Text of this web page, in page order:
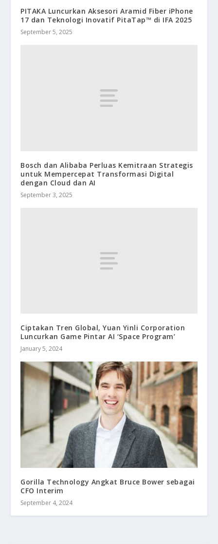
PITAKA Luncurkan Aksesori Aramid Fiber iPhone
17 dan Teknologi Inovatif PitaTap™ di IFA 2025
September 5, 2025
Bosch dan Alibaba Perluas Kemitraan Strategis
untuk Mempercepat Transformasi Digital
dengan Cloud dan AI
September 3, 2025
Ciptakan Tren Global, Yuan Yinli Corporation
Luncurkan Game Pintar AI ‘Space Program’
January 5, 2024
Gorilla Technology Angkat Bruce Bower sebagai
CFO Interim
September 4, 2024